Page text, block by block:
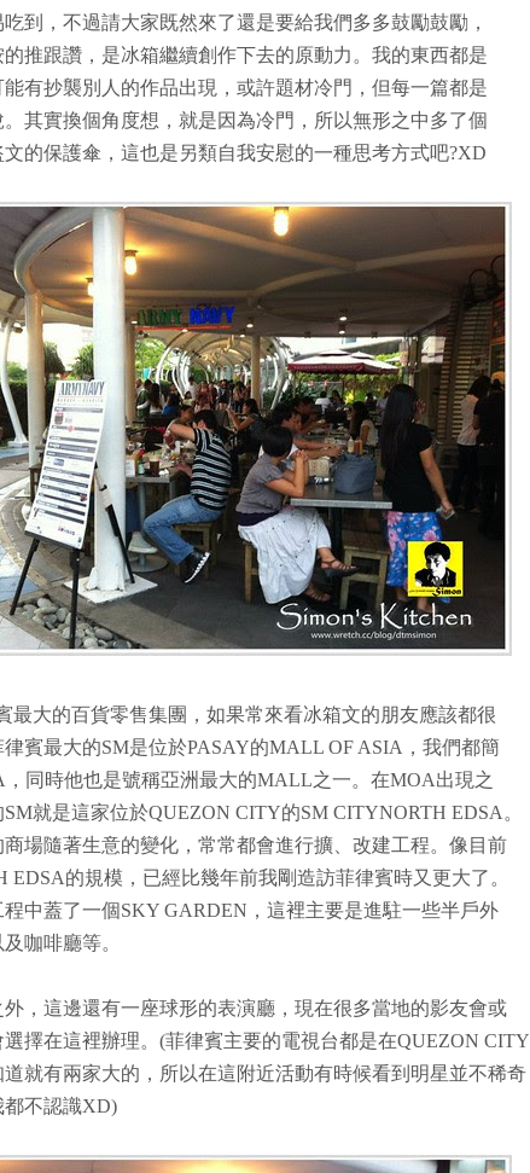
到，不過請大家既然來了還是要給我們多多鼓勵鼓勵，
的推跟讚，是冰箱繼續創作下去的原動力。我的東西都是
能有抄襲別人的作品出現，或許題材冷門，但每一篇都是
。其實換個角度想，就是因為冷門，所以無形之中多了個
的保護傘，這也是另類自我安慰的一種思考方式吧?XD
最大的百貨零售集團，如果常來看冰箱文的朋友應該都很
賓最大的SM是位於PASAY的MALL OF ASIA，我們都簡
，同時他也是號稱亞洲最大的MALL之一。在MOA出現之
就是這家位於QUEZON CITY的SM CITYNORTH EDSA。
場隨著生意的變化，常常都會進行擴、改建工程。像目前
EDSA的規模，已經比幾年前我剛造訪菲律賓時又更大了。
中蓋了一個SKY GARDEN，這裡主要是進駐一些半戶外
咖啡廳等。
外，這邊還有一座球形的表演廳，現在很多當地的影友會或
擇在這裡辦理。(菲律賓主要的電視台都是在QUEZON CITY
就有兩家大的，所以在這附近活動有時候看到明星並不稀奇
都不認識XD)